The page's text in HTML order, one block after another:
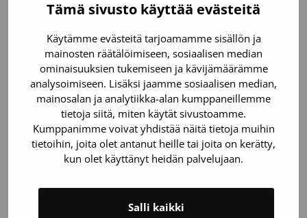
Tämä sivusto käyttää evästeitä
Käytämme evästeitä tarjoamamme sisällön ja
mainosten räätälöimiseen, sosiaalisen median
ominaisuuksien tukemiseen ja kävijämäärämme
analysoimiseen. Lisäksi jaamme sosiaalisen median,
mainosalan ja analytiikka-alan kumppaneillemme
tietoja siitä, miten käytät sivustoamme.
Kumppanimme voivat yhdistää näitä tietoja muihin
tietoihin, joita olet antanut heille tai joita on kerätty,
kun olet käyttänyt heidän palvelujaan.
Salli kaikki
Minna Mäki
Johtaja, Tutkimus, tuotekehitys ja uudet
palvelut
040 6650421
minna.maki@veripalvelu.fi